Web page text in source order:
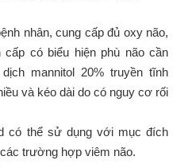
nhân, cung cấp đủ oxy não,
cấp có biểu hiện phù não cần
mannitol 20% truyền tĩnh
và kéo dài do có nguy cơ rối
có thể sử dụng với mục đích
trường hợp viêm não.